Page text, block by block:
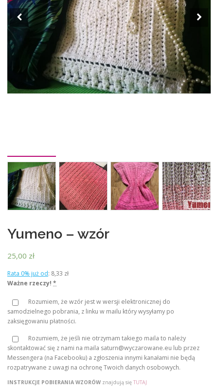
Yumeno – wzór
25,00 zł
Rata 0% już od: 8,33 zł
Ważne rzeczy! *
Rozumiem, że wzór jest w wersji elektronicznej do
samodzielnego pobrania, z linku w mailu który wysyłamy po
zaksięgowaniu płatności.
Rozumiem, że jeśli nie otrzymam takiego maila to należy
skontaktować się z nami na maila saturn@wyczarowane.eu lub przez
Messengera (na Facebooku) a zgłoszenia innymi kanałami nie będą
rozpatrywane z uwagi na ochronę Twoich danych osobowych.
INSTRUKCJE POBIERANIA WZORÓW znajdują się TUTAJ